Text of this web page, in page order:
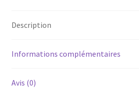
Description
Informations complémentaires
Avis (0)